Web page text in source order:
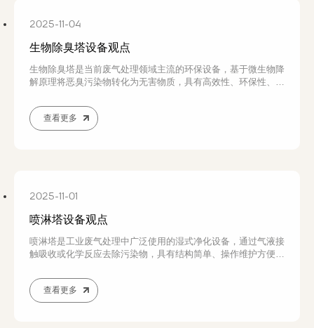
2025-11-04
生物除臭塔设备观点
生物除臭塔是当前废气处理领域主流的环保设备，基于微生物降
解原理将恶臭污染物转化为无害物质，具有高效性、环保性、运
限。
查看更多
2025-11-01
喷淋塔设备观点
喷淋塔是工业废气处理中广泛使用的湿式净化设备，通过气液接
触吸收或化学反应去除污染物，具有结构简单、操作维护方便、
查看更多